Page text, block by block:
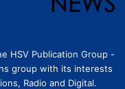
HSV Publication Group -
group with its interests
Radio and Digital.